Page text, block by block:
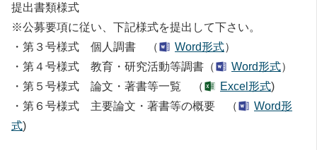
提出書類様式
※公募要項に従い、下記様式を提出して下さい。
・第３号様式 個人調書 （
Word形式）
・第４号様式 教育・研究活動等調書（
Word形式）
・第５号様式 論文・著書等一覧 （
Excel形式)
・第６号様式 主要論文・著書等の概要 （
Word形
式)